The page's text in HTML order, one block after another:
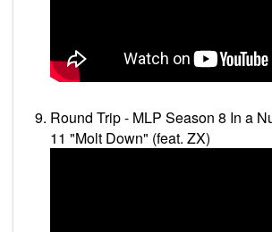
Round Trip - MLP Season 8 In a
11 "Molt Down" (feat. ZX)